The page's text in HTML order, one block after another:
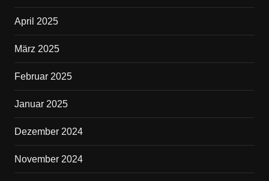
April 2025
März 2025
Februar 2025
Januar 2025
Dezember 2024
November 2024